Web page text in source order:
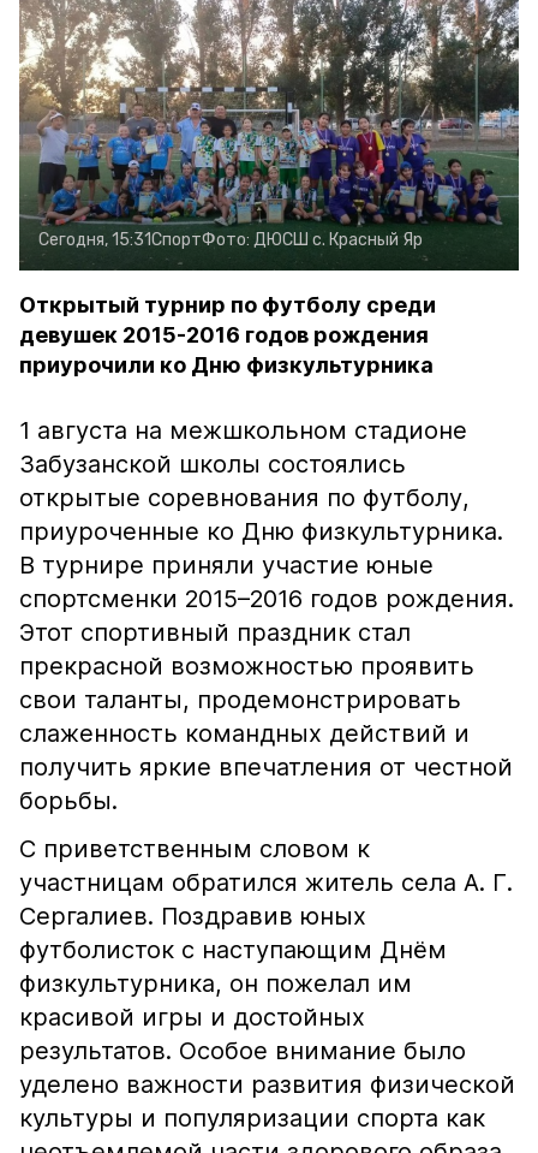
Сегодня, 15:31СпортФото: ДЮСШ с. Красный Яр
Открытый турнир по футболу среди
девушек 2015-2016 годов рождения
приурочили ко Дню физкультурника
1 августа на межшкольном стадионе
Забузанской школы состоялись
открытые соревнования по футболу,
приуроченные ко Дню физкультурника.
В турнире приняли участие юные
спортсменки 2015–2016 годов рождения.
Этот спортивный праздник стал
прекрасной возможностью проявить
свои таланты, продемонстрировать
слаженность командных действий и
получить яркие впечатления от честной
борьбы.
С приветственным словом к
участницам обратился житель села А. Г.
Сергалиев. Поздравив юных
футболисток с наступающим Днём
физкультурника, он пожелал им
красивой игры и достойных
результатов. Особое внимание было
уделено важности развития физической
культуры и популяризации спорта как